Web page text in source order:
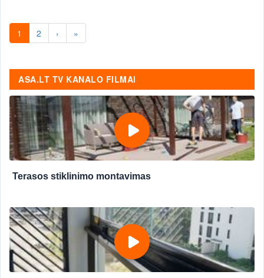
1 2 › »
ASA.LT TV KANALO FILMAI
Terasos stiklinimo montavimas